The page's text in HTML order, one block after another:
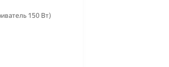
150 Вт)